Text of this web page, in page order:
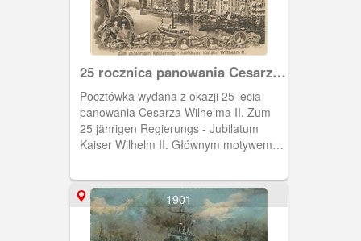
25 rocznica panowania Cesarza
Wilhelma II
Pocztówka wydana z okazji 25 lecia
panowania Cesarza Wilhelma II. Zum
25 jährigen Regierungs - Jubilatum
Kaiser Wilhelm II. Głównym motywem
1901